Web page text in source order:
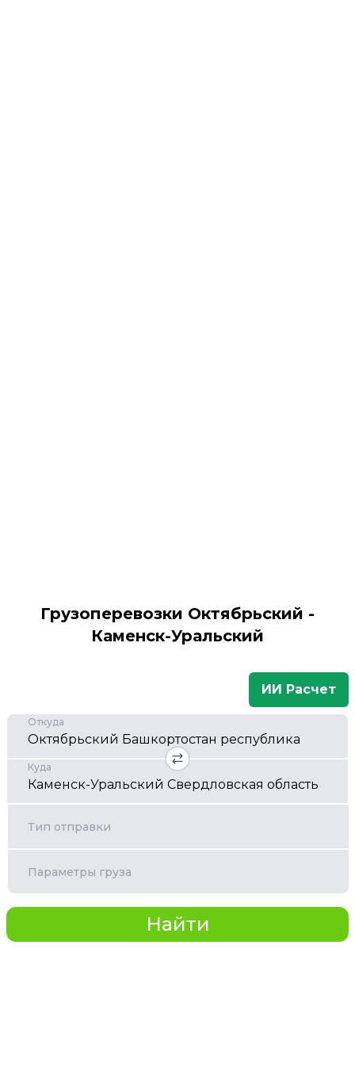
Грузоперевозки Октябрьский -
Каменск-Уральский
ИИ Расчет
Откуда
Куда
Тип отправки
Параметры груза
Найти